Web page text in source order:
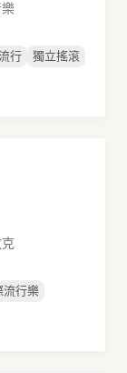
行
獨立搖滾
流行樂